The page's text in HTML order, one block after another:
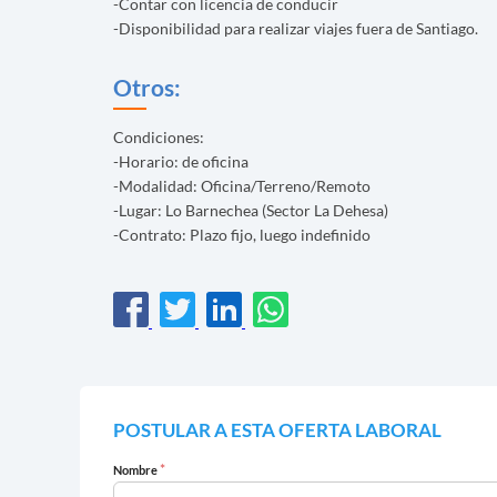
-Contar con licencia de conducir
-Disponibilidad para realizar viajes fuera de Santiago.
Otros:
Condiciones:
-Horario: de oficina
-Modalidad: Oficina/Terreno/Remoto
-Lugar: Lo Barnechea (Sector La Dehesa)
-Contrato: Plazo fijo, luego indefinido
POSTULAR A ESTA OFERTA LABORAL
Nombre *